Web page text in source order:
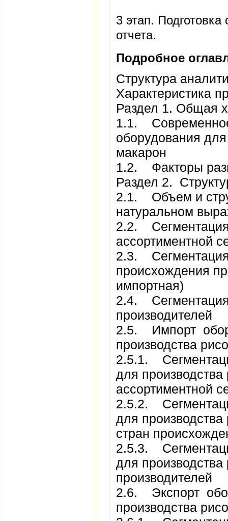
3 этап. Подготовка
отчета.
Подробное
Структура
Характеристика
Раздел 1. Общая
1.1.
оборудования
макарон
1.2. Факторы
Раздел 2.
2.1. Объем и
натуральном
2.2.
ассортиментной
2.3.
происхождения
импортная)
2.4.
производителей
2.5. Импорт
производства
2.5.1.
для
ассортиментной
2.5.2.
для
стран
2.5.3.
для
производителей
2.6. Экспорт
производства